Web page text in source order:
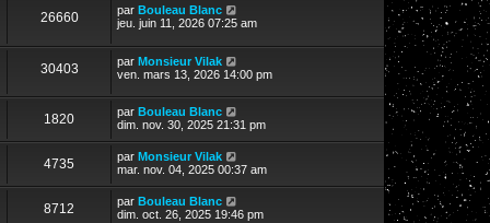
26660 par Bouleau Blanc
jeu. juin 11, 2026 07:25 am
30403 par Monsieur Vilak
ven. mars 13, 2026 14:00 pm
1820 par Bouleau Blanc
dim. nov. 30, 2025 21:31 pm
4735 par Monsieur Vilak
mar. nov. 04, 2025 00:37 am
8712 par Bouleau Blanc
dim. oct. 26, 2025 19:46 pm